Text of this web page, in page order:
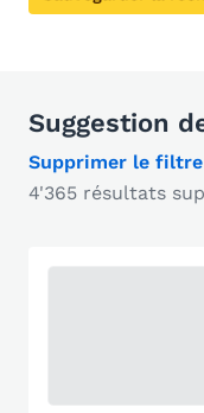
Suggestion
Supprimer le
4'365 résultats